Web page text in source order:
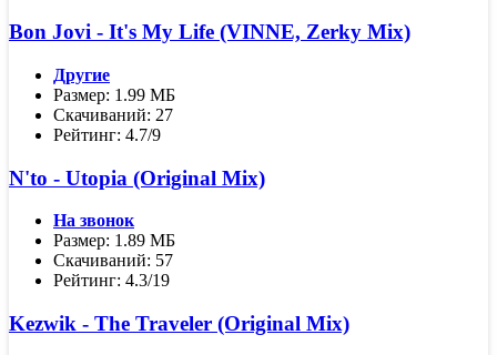
Bon Jovi - It's My Life (VINNE, Zerky Mix)
Другие
Размер: 1.99 МБ
Скачиваний: 27
Рейтинг: 4.7/9
N'to - Utopia (Original Mix)
На звонок
Размер: 1.89 МБ
Скачиваний: 57
Рейтинг: 4.3/19
Kezwik - The Traveler (Original Mix)